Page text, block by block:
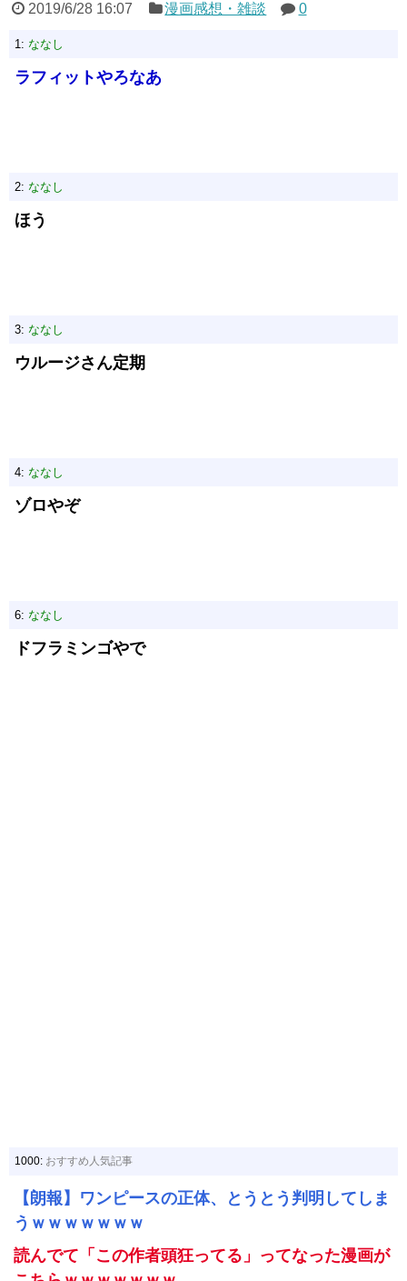
2019/6/28 16:07 漫画感想・雑談 0
1: ななし
ラフィットやろなあ
2: ななし
ほう
3: ななし
ウルージさん定期
4: ななし
ゾロやぞ
6: ななし
ドフラミンゴやで
1000: おすすめ人気記事
【朗報】ワンピースの正体、とうとう判明してしま
うｗｗｗｗｗｗｗ
読んでて「この作者頭狂ってる」ってなった漫画が